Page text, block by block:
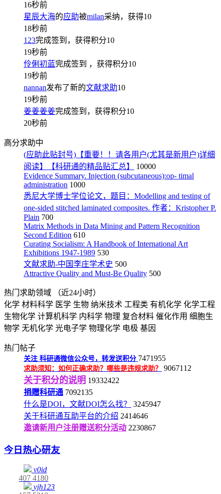
16秒前
星辰大海的应助被milan采纳，获得10
18秒前
123完成签到，获得积分10
19秒前
伶俐初蓝完成签到 ，获得积分10
19秒前
nannan发布了新的文献求助10
19秒前
姜姜姜姜完成签到，获得积分10
20秒前
高分求助中
(应助此贴封号)【重要！！请各用户(尤其是新用户)详细
阅读】【科研通的精品贴汇总】
10000
Evidence Summary. Injection (subcutaneous):op- timal
administration 1000
悉尼大学博士学位论文，题目：Modelling and testing of
one-sided stitched laminated composites. 作者：Kristopher P.
Plain 700
Matrix Methods in Data Mining and Pattern Recognition
Second Edition 610
Curating Socialism: A Handbook of International Art
Exhibitions 1947-1989 530
文献求助-中国李庄学术史 500
Attractive Quality and Must-Be Quality 500
热门求助领域
（近24小时）
化学 材料科学 医学 生物 纳米技术 工程类 有机化学 化学工程
生物化学 计算机科学 内科学 物理 复合材料 催化作用 细胞生
物学 无机化学 光电子学 物理化学 电极 基因
热门帖子
关注 科研通微信公众号，转发送积分 7471955
求助须知：如何正确求助？哪些是违规求助？ 9067112
关于积分的说明 19332422
捐赠科研通 7092135
什么是DOI，文献DOI怎么找？
3245947
关于科研通互助平台的介绍 2414646
邀请新用户注册赠送积分活动 2230867
今日热心研友
v0id
407 4180
yjh123